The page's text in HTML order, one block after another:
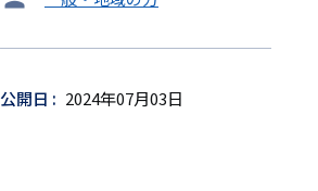
ッ
公開日 2024年07月03日